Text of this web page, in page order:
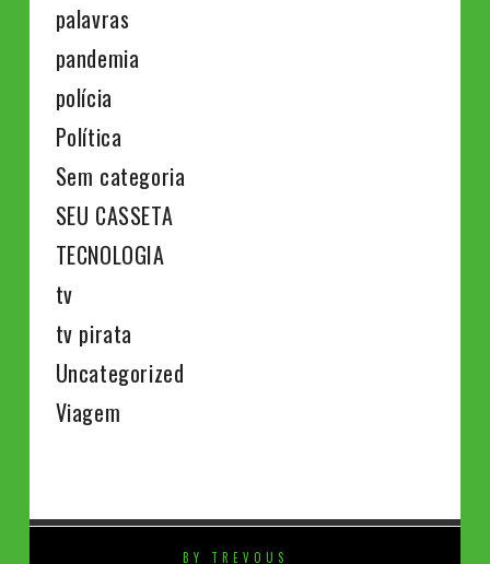
palavras
pandemia
polícia
Política
Sem categoria
SEU CASSETA
TECNOLOGIA
tv
tv pirata
Uncategorized
Viagem
BY TREVOUS